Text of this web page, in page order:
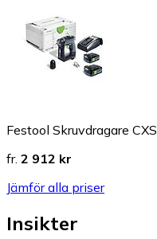
Festool Skruvdragare
fr. 2 912 kr
Jämför alla priser
Insikter